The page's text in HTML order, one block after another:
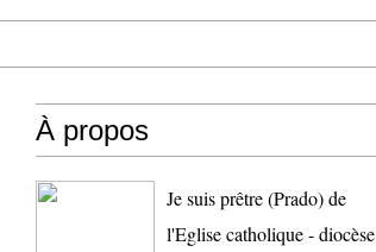
À propos
Je suis prêtre (Prado) de
l'Eglise catholique - diocèse